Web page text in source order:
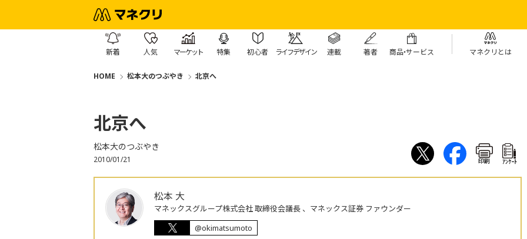
新着 人気 マーケット 特集 初心者 ライフデザイン 連載 著者 商品・サービス マネクリとは
HOME 松本大のつぶやき 北京へ
北京へ
松本大のつぶやき
2010/01/21 印刷 ｱﾝｹｰﾄ
松本 大
マネックスグループ株式会社 取締役会議長 、マネックス証券 ファウンダー
@okimatsumoto